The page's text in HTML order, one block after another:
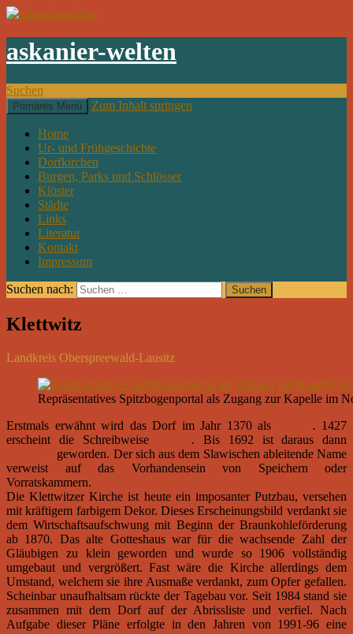
askanier-welten
Suchen
Primäres Menü Zum Inhalt springen
Home
Ur- und Frühgeschichte
Dorfkirchen
Burgen, Parks und Schlösser
Klöster
Städte
Links
Literatur
Kontakt
Impressum
Suchen nach:
Klettwitz
Landkreis Oberspreewald-Lausitz
Repräsentatives Spitzbogenportal als Zugang zur Kapelle im
Erstmals erwähnt wird das Dorf im Jahr 1370 als
. 1427
erscheint die Schreibweise
Cleticz. Bis 1692 ist daraus dann
geworden. Der sich aus dem Slawischen ableitende Name
verweist auf das Vorhandensein von Speichern oder
Vorratskammern.
Die Klettwitzer Kirche ist heute ein imposanter Putzbau, versehen
mit kräftigem farbigem Dekor. Dieses Erscheinungsbild verdankt sie
dem Wirtschaftsaufschwung mit Beginn der Braunkohleförderung
ab 1870. Das alte Gotteshaus war für die wachsende Zahl der
Gläubigen zu klein geworden und wurde so 1906 vollständig
umgebaut und vergrößert. Fast wäre die Kirche allerdings dem
Umstand, welchem sie ihre Ausmaße verdankt, zum Opfer gefallen.
Scheinbar unaufhaltsam rückte der Tagebau vor. Seit 1984 stand sie
zusammen mit dem Dorf auf der Abrissliste und verfiel. Nach
Aufgabe dieser Pläne erfolgte in den Jahren von 1991-96 eine